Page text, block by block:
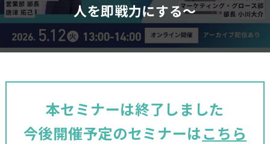
人を即戦力にする〜
本セミナーは終了しました
今後開催予定のセミナーはこちら